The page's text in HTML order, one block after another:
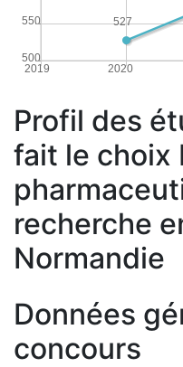
2019 2020
500
550 527
Profil des
fait le choix
recherche
Normandie
Données
concours